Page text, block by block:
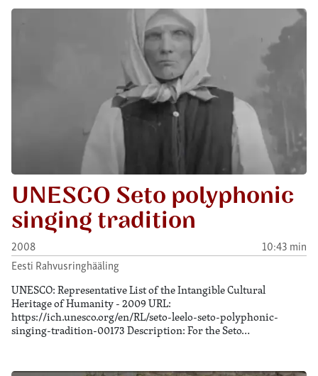
UNESCO Seto polyphonic
singing tradition
2008
10:43 min
Eesti Rahvusringhääling
UNESCO: Representative List of the Intangible Cultural
Heritage of Humanity - 2009 URL:
https://ich.unesco.org/en/RL/seto-leelo-seto-polyphonic-
singing-tradition-00173 Description: For the Seto…